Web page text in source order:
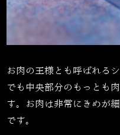
お肉の王様とも呼ばれる
でも中央部分のもっとも
す。お肉は非常にきめが
です。